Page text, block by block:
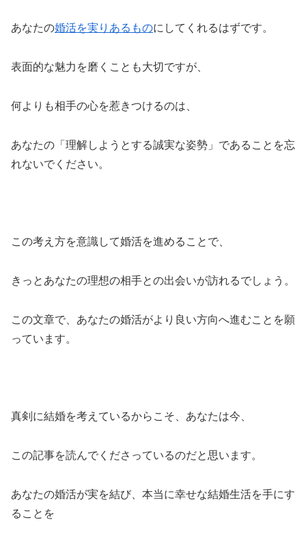
あなたの婚活を実りあるものにしてくれるはずです。
表面的な魅力を磨くことも大切ですが、
何よりも相手の心を惹きつけるのは、
あなたの「理解しようとする誠実な姿勢」であることを忘
れないでください。
この考え方を意識して婚活を進めることで、
きっとあなたの理想の相手との出会いが訪れるでしょう。
この文章で、あなたの婚活がより良い方向へ進むことを願
っています。
真剣に結婚を考えているからこそ、あなたは今、
この記事を読んでくださっているのだと思います。
あなたの婚活が実を結び、本当に幸せな結婚生活を手にす
ることを